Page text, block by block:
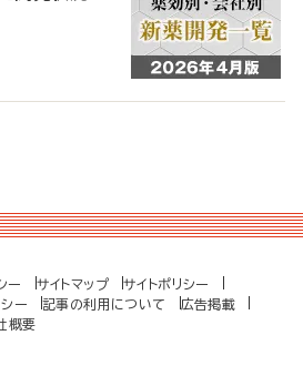
ー サイトマップ
サイトポリシー
シー 記事の利用について
広告掲載
概要